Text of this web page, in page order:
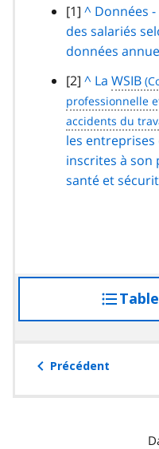
note
de
bas
page
[1] R
e
t
r
a
u
p
a
^ Données
des salariés
données
note
de
bas
de
page
[2] R
e
t
o
u
r
r
g
a
^ La WSIB
les
inscrites à son
santé et
Précédent